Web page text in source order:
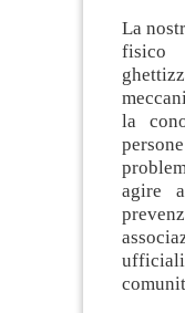
La
fisico
la
agire